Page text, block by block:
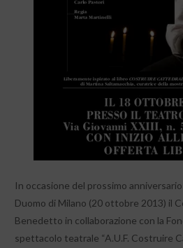
In occasione del prossimo
Duomo di Milano (20 ottobre 2013) il
Benedetto in collaborazione con la
spettacolo teatrale “A.U.F. Costruire